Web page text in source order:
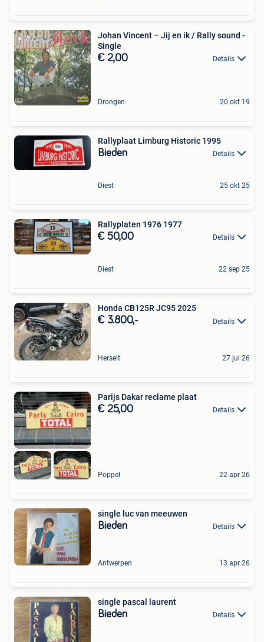
Johan Vincent – Jij en ik / Rally sound -
Single
€ 2,00 Details
Drongen 20 okt 19
Rallyplaat Limburg Historic 1995
Bieden Details
Diest 25 okt 25
Rallyplaten 1976 1977
€ 50,00 Details
Diest 22 sep 25
Honda CB125R JC95 2025
€ 3.800,- Details
Herselt 27 jul 26
Parijs Dakar reclame plaat
€ 25,00 Details
Poppel 22 apr 26
single luc van meeuwen
Bieden Details
Antwerpen 13 apr 26
single pascal laurent
Bieden Details